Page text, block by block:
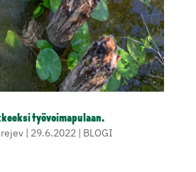
työvoimapulaan.
| 29.6.2022| BLOGI